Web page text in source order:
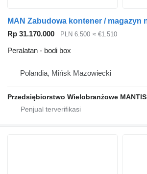
Rp 31.170.000 PLN 6.500 ≈ €1.510
Peralatan - bodi box
Polandia, Mińsk Mazowiecki
Przedsiębiorstwo Wielobranżowe MANTIS